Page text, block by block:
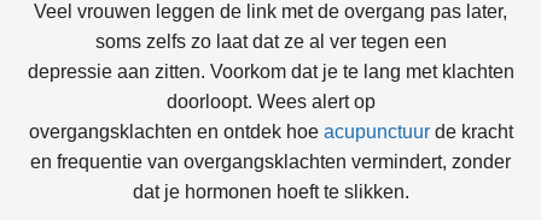
Veel vrouwen leggen de link met de overgang pas later,
soms zelfs zo laat dat ze al ver tegen een
depressie aan zitten. Voorkom dat je te lang met klachten
doorloopt. Wees alert op
overgangsklachten en ontdek hoe acupunctuurde kracht
en frequentie van overgangsklachten vermindert, zonder
dat je hormonen hoeft te slikken.